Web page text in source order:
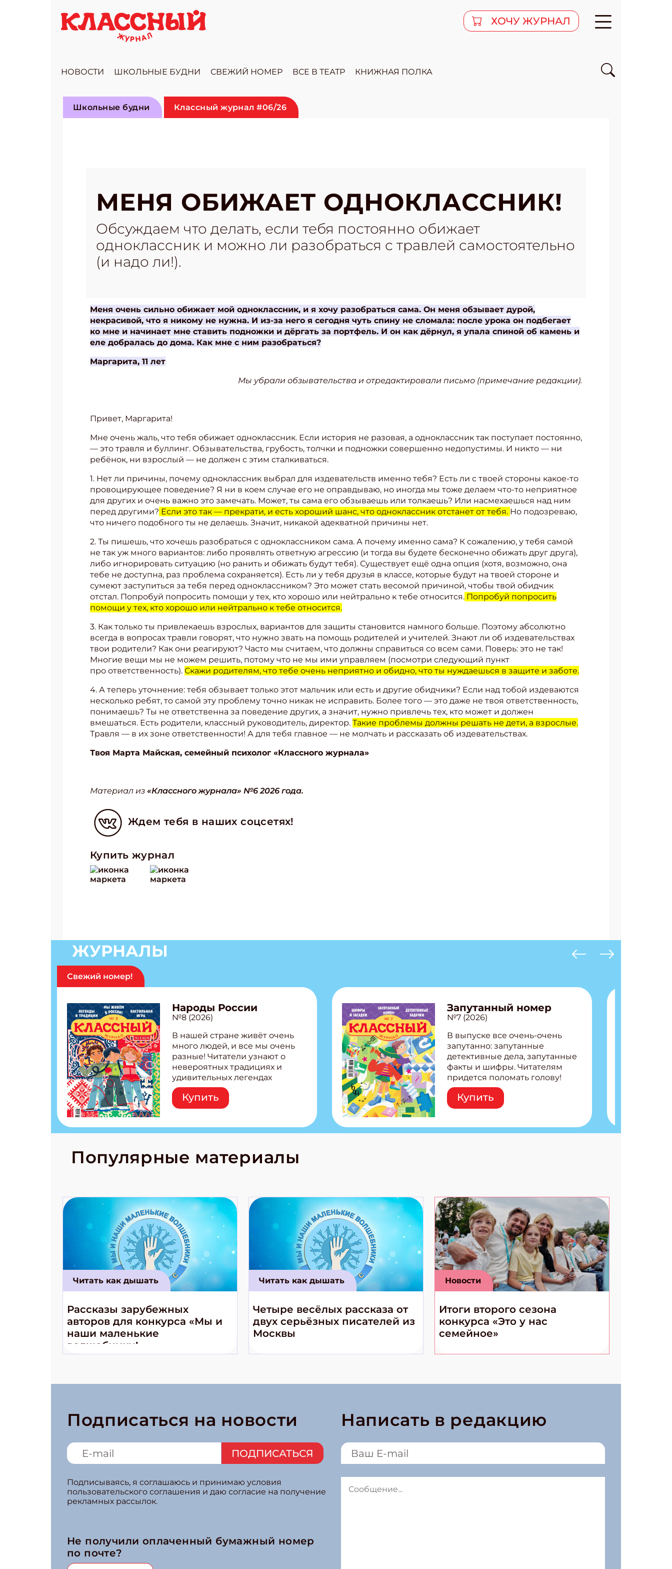
ХОЧУ ЖУРНАЛ
НОВОСТИ ШКОЛЬНЫЕ БУДНИ СВЕЖИЙ НОМЕР ВСЕ В ТЕАТР КНИЖНАЯ ПОЛКА
Школьные будни Классный журнал #06/26
МЕНЯ ОБИЖАЕТ ОДНОКЛАССНИК!
Обсуждаем что делать, если тебя постоянно обижает
одноклассник и можно ли разобраться с травлей самостоятельно
(и надо ли!).
Меня очень сильно обижает мой одноклассник, и я хочу разобраться сама. Он меня обзывает дурой,
некрасивой, что я никому не нужна. И из-за него я сегодня чуть спину не сломала: после урока он подбегает
ко мне и начинает мне ставить подножки и дёргать за портфель. И он как дёрнул, я упала спиной об камень и
еле добралась до дома. Как мне с ним разобраться?
Маргарита, 11 лет
Мы убрали обзывательства и отредактировали письмо (примечание редакции).
Привет, Маргарита!
Мне очень жаль, что тебя обижает одноклассник. Если история не разовая, а одноклассник так поступает постоянно,
— это травля и буллинг. Обзывательства, грубость, толчки и подножки совершенно недопустимы. И никто — ни
ребёнок, ни взрослый — не должен с этим сталкиваться.
1. Нет ли причины, почему одноклассник выбрал для издевательств именно тебя? Есть ли с твоей стороны какое-то
провоцирующее поведение? Я ни в коем случае его не оправдываю, но иногда мы тоже делаем что-то неприятное
для других и очень важно это замечать. Может, ты сама его обзываешь или толкаешь? Или насмехаешься над ним
перед другими? Если это так — прекрати, и есть хороший шанс, что одноклассник отстанет от тебя. Но подозреваю,
что ничего подобного ты не делаешь. Значит, никакой адекватной причины нет.
2. Ты пишешь, что хочешь разобраться с одноклассником сама. А почему именно сама? К сожалению, у тебя самой
не так уж много вариантов: либо проявлять ответную агрессию (и тогда вы будете бесконечно обижать друг друга),
либо игнорировать ситуацию (но ранить и обижать будут тебя). Существует ещё одна опция (хотя, возможно, она
тебе не доступна, раз проблема сохраняется). Есть ли у тебя друзья в классе, которые будут на твоей стороне и
сумеют заступиться за тебя перед одноклассником? Это может стать весомой причиной, чтобы твой обидчик
отстал. Попробуй попросить помощи у тех, кто хорошо или нейтрально к тебе относится. Попробуй попросить
помощи у тех, кто хорошо или нейтрально к тебе относится.
3. Как только ты привлекаешь взрослых, вариантов для защиты становится намного больше. Поэтому абсолютно
всегда в вопросах травли говорят, что нужно звать на помощь родителей и учителей. Знают ли об издевательствах
твои родители? Как они реагируют? Часто мы считаем, что должны справиться со всем сами. Поверь: это не так!
Многие вещи мы не можем решить, потому что не мы ими управляем (посмотри следующий пункт
про ответственность). Скажи родителям, что тебе очень неприятно и обидно, что ты нуждаешься в защите и заботе.
4. А теперь уточнение: тебя обзывает только этот мальчик или есть и другие обидчики? Если над тобой издеваются
несколько ребят, то самой эту проблему точно никак не исправить. Более того — это даже не твоя ответственность,
понимаешь? Ты не ответственна за поведение других, а значит, нужно привлечь тех, кто может и должен
вмешаться. Есть родители, классный руководитель, директор. Такие проблемы должны решать не дети, а взрослые.
Травля — в их зоне ответственности! А для тебя главное — не молчать и рассказать об издевательствах.
Твоя Марта Майская, семейный психолог «Классного журнала»
Материал из «Классного журнала» №6 2026 года.
Ждем тебя в наших соцсетях!
Купить журнал
ЖУРНАЛЫ
Свежий номер!
Народы России
№8 (2026)
В нашей стране живёт очень
много людей, и все мы очень
разные! Читатели узнают о
невероятных традициях и
удивительных легендах
народов России! Внутри:
Легенды татар, башкир и
бурятов Настольная игра
странные слова Традиционные
космические приключения!
Купить
Запутанный номер
№7 (2026)
В выпуске все очень-очень
запутанно: запутанные
детективные дела, запутанные
факты и шифры. Читателям
придется поломать голову!
Внутри: Шифры и
расшифровки Плетем
запутанные поделки
Ищем коды 3 комикса
Купить
Популярные материалы
Читать как дышать
Рассказы зарубежных
авторов для конкурса «Мы и
наши маленькие
волшебники!»
Читать как дышать
Четыре весёлых рассказа от
двух серьёзных писателей из
Москвы
Новости
Итоги второго сезона
конкурса «Это у нас
семейное»
Подписаться на новости
ПОДПИСАТЬСЯ
Подписываясь, я соглашаюсь и принимаю условия
пользовательского соглашения и даю согласие на получение
рекламных рассылок.
Не получили оплаченный бумажный номер
по почте?
Написать в редакцию